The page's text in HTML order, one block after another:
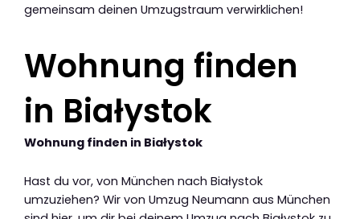
gemeinsam deinen Umzugstraum verwirklichen!
Wohnung finden
in Białystok
Wohnung finden in Białystok
Hast du vor, von München nach Białystok
umzuziehen? Wir von Umzug Neumann aus München